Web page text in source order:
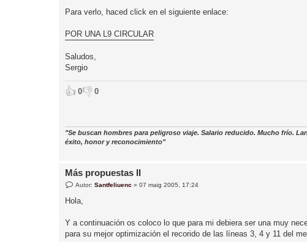
Para verlo, haced click en el siguiente enlace:
POR UNA L9 CIRCULAR
Saludos,
Sergio
👍 0👎 0
"Se buscan hombres para peligroso viaje. Salario reducido. Mucho frío.
éxito, honor y reconocimiento"
Más propuestas II
E
t
d
Autor:Santfeliuenc »07 maig 2005, 17:24
Hola,
Y a continuación os coloco lo que para mi debiera ser una muy
para su mejor optimización el recorido de las líneas 3, 4 y 11 del